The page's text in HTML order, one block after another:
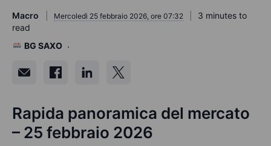
Macro Mercoledì 25 febbraio 2026, ore 07:32
3 minutes to
read
BG SAXO
Rapida panoramica del mercato
– 25 febbraio 2026